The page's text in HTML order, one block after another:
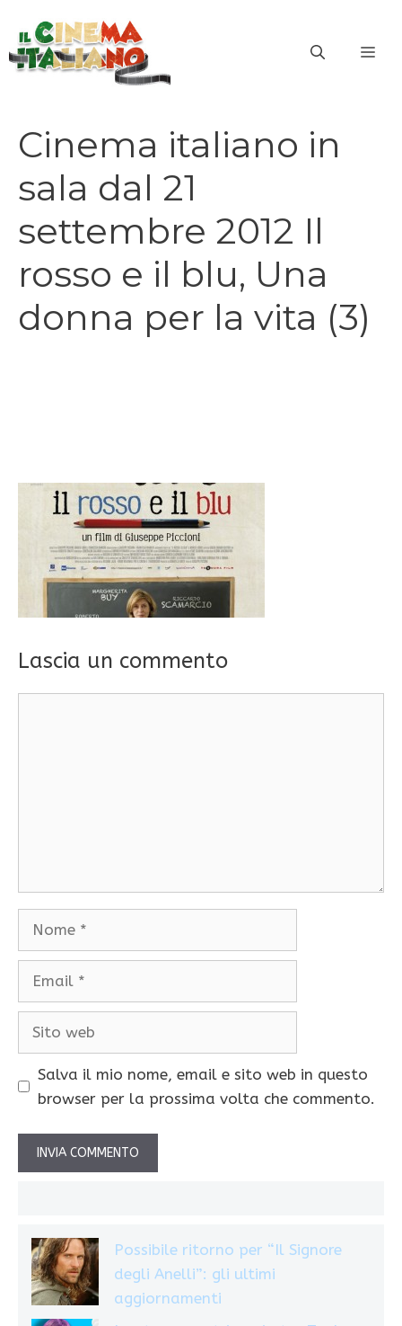
contenuto
Cinema italiano in
sala dal 21
settembre 2012 Il
rosso e il blu, Una
donna per la vita (3)
Lascia un commento
Salva il mio nome, email e sito web in questo
browser per la prossima volta che commento.
Possibile ritorno per “Il Signore
degli Anelli”: gli ultimi
aggiornamenti